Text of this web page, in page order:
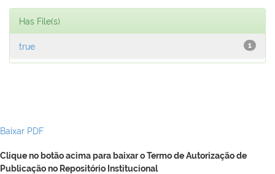
Has File(s)
1
true
Baixar PDF
Clique no botão acima para baixar o Termo de Autorização de
Publicação no Repositório Institucional